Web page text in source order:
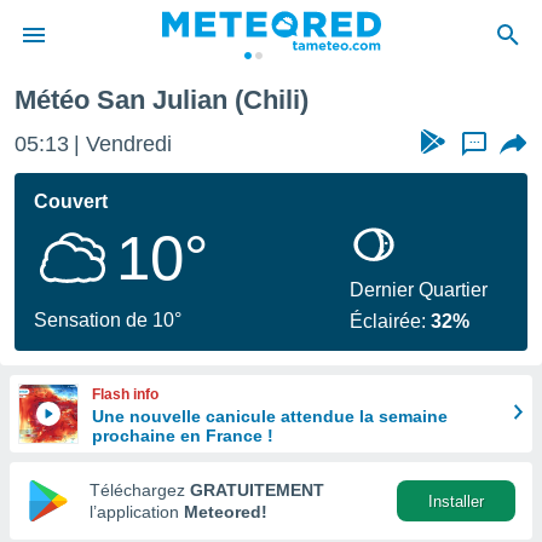
de
en
Météo San Julian (Chili)
05:13 Vendredi ...
Couvert
10°
Sensation de 10°
Dernier Quartier
Éclairée:32%
Flash info
Une nouvelle canicule attendue la semaine
prochaine en France !
Téléchargez GRATUITEMENT
l’application Meteored!
Installer